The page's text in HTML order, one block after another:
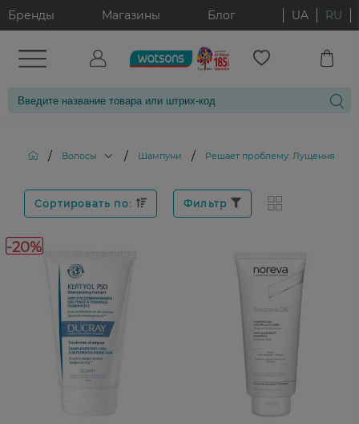
Бренды Магазины Блог UA RU
/ Волосы / Шампуни / Решает проблему: Лущення
Сортировать по: Фильтр
-20%